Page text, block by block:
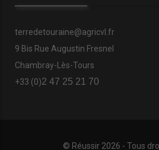
terredetouraine@agricvl.fr
9 Bis Rue Augustin Fresnel
Chambray-Lès-Tours
+33 (0)2 47 25 21 70
© Réussir 2026 - Tous